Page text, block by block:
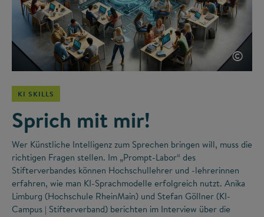
©
KI SKILLS
Sprich mit mir!
Wer Künstliche Intelligenz zum Sprechen bringen will, muss die
richtigen Fragen stellen. Im „Prompt-Labor“ des
Stifterverbandes können Hochschullehrer und -lehrerinnen
erfahren, wie man KI-Sprachmodelle erfolgreich nutzt. Anika
Limburg (Hochschule RheinMain) und Stefan Göllner (KI-
Campus | Stifterverband) berichten im Interview über die